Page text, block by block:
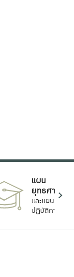
แผน
ยุทธศาสตร์
และแผน
ปฏิบัติการ